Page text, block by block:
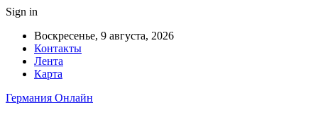
Sign in
Воскресенье, 9 августа, 2026
Контакты
Лента
Карта
Германия Онлайн